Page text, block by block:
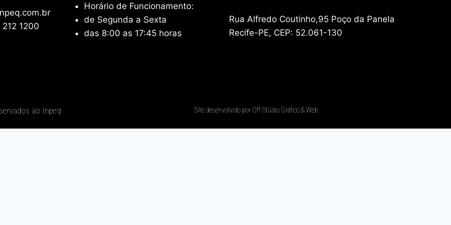
1200
Horário de Funcionamento:
de Segunda a Sexta
das 8:00 as 17:45 horas
Rua Alfredo Coutinho,95 Poço da Panela
Recife-PE, CEP: 52.061-130
ao Inpeq Site desenvolvido por Off Stúdio Gráfico & Web